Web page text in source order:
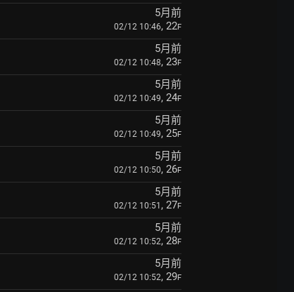
5月前
02/12 10:46, 22F
5月前
02/12 10:48, 23F
5月前
02/12 10:49, 24F
5月前
02/12 10:49, 25F
5月前
02/12 10:50, 26F
5月前
02/12 10:51 , 27F
5月前
02/12 10:52, 28F
5月前
02/12 10:52, 29F